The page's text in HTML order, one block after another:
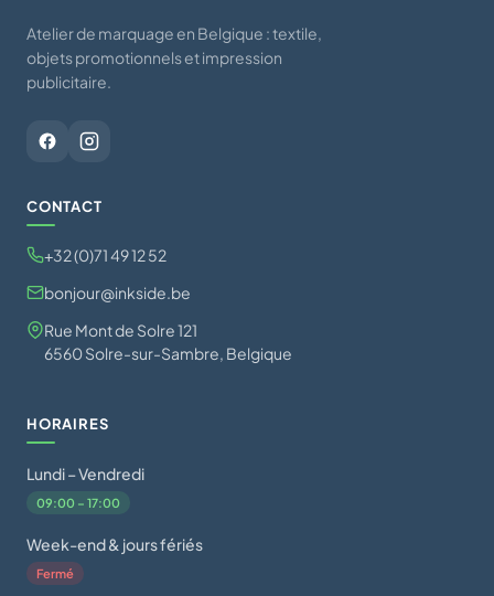
Atelier de marquage en Belgique : textile,
objets promotionnels et impression
publicitaire.
CONTACT
+32 (0)71 49 12 52
bonjour@inkside.be
Rue Mont de Solre 121
6560 Solre-sur-Sambre, Belgique
HORAIRES
Lundi – Vendredi
09:00 – 17:00
Week-end & jours fériés
Fermé